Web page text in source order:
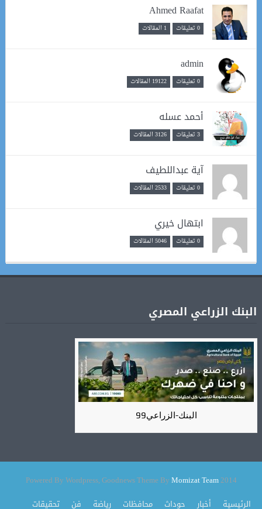
Ahmed Raafat
0 تعليقات 1 المقالات
admin
0 تعليقات 19122 المقالات
أحمد عسله
3 تعليقات 3126 المقالات
آية عبداللطيف
0 تعليقات 2533 المقالات
ابتهال خيري
0 تعليقات 5046 المقالات
البنك الزراعي المصري
البنك-الزراعي99
2014 Powered By Wordpress, Goodnews Theme By
Momizat Team
الرئيسية
أخبار حوداث محافظات رياضة فن تحقيقات